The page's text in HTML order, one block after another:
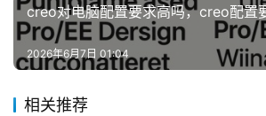
creo对电脑配置要求高吗，creo配置
2026年6月7日 01:04
相关推荐